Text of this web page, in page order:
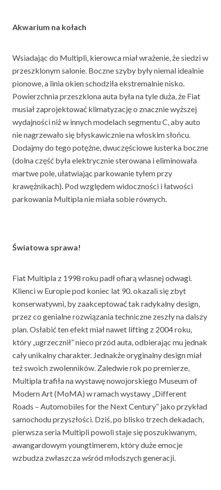
Akwarium na kołach
Wsiadając do Multipli, kierowca miał wrażenie, że siedzi w
przeszklonym salonie. Boczne szyby były niemal idealnie
pionowe, a linia okien schodziła ekstremalnie nisko.
Powierzchnia przeszklona auta była na tyle duża, że Fiat
musiał zaprojektować klimatyzację o znacznie wyższej
wydajności niż w innych modelach segmentu C, aby auto
nie nagrzewało się błyskawicznie na włoskim słońcu.
Dodajmy do tego potężne, dwuczęściowe lusterka boczne
(dolna część była elektrycznie sterowana i eliminowała
martwe pole, ułatwiając parkowanie tyłem przy
krawężnikach). Pod względem widoczności i łatwości
parkowania Multipla nie miała sobie równych.
Światowa sprawa!
Fiat Multipla z 1998 roku padł ofiarą własnej odwagi.
Klienci w Europie pod koniec lat 90. okazali się zbyt
konserwatywni, by zaakceptować tak radykalny design,
przez co genialne rozwiązania techniczne zeszły na dalszy
plan. Osłabić ten efekt miał nawet lifting z 2004 roku,
który „ugrzecznił” nieco przód auta, odbierając mu jednak
cały unikalny charakter. Jednakże oryginalny design miał
też swoich zwolenników. Zaledwie rok po premierze,
Multipla trafiła na wystawę nowojorskiego Museum of
Modern Art (MoMA) w ramach wystawy „Different
Roads – Automobiles for the Next Century” jako przykład
samochodu przyszłości. Dziś, po blisko trzech dekadach,
pierwsza seria Multipli powoli staje się poszukiwanym,
awangardowym youngtimerem, który duże emocje
wzbudza zwłaszcza wśród młodszych generacji.